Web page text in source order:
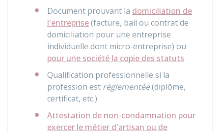
Document prouvant la domiciliation de
l'entreprise(facture, bail ou contrat de
domiciliation pour une entreprise
individuelle dont micro-entreprise) ou
pour une société la copie des statuts
Qualification professionnelle si la
profession est réglementée(diplôme,
certificat, etc.)
Attestation de non-condamnation pour
exercer le métier d'artisan ou de